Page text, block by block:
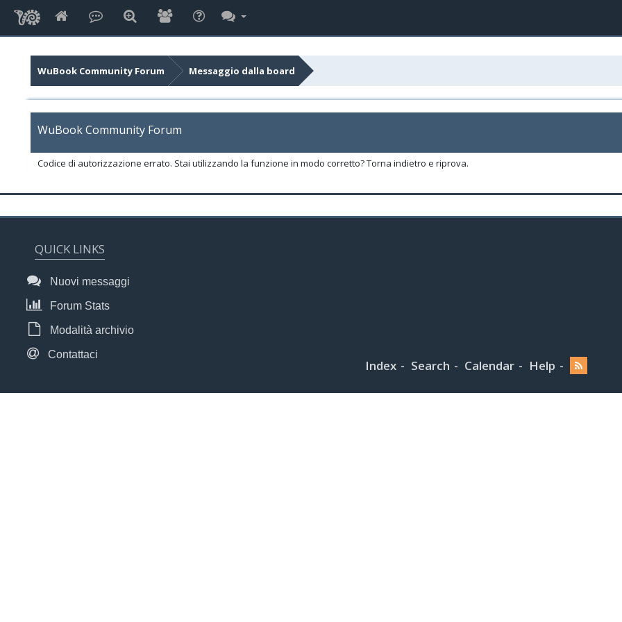
WuBook Community Forum Messaggio dalla board
WuBook Community Forum
Codice di autorizzazione errato. Stai utilizzando la funzione in modo corretto? Torna indietro e riprova.
QUICK LINKS
Nuovi messaggi
Forum Stats
Modalità archivio
Contattaci
Index Search Calendar Help